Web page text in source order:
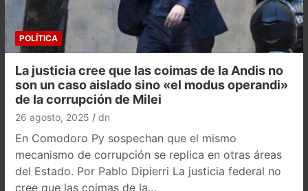
POLÍTICA
La justicia cree que las coimas de la Andis no
son un caso aislado sino «el modus operandi»
de la corrupción de Milei
26 agosto, 2025 dn
En Comodoro Py sospechan que el mismo
mecanismo de corrupción se replica en otras áreas
del Estado. Por Pablo Dipierri La justicia federal no
cree que las coimas de la…